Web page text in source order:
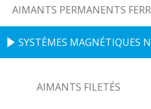
AIMANTS PERMANENTS
SYSTÈMES MAGNÉTIQUES
AIMANTS FILETÉS